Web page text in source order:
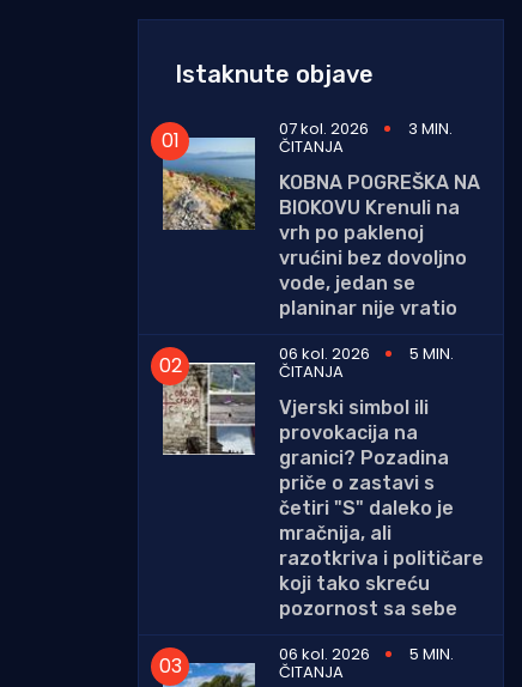
Istaknute objave
07 kol. 2026 3 MIN.
ČITANJA
KOBNA POGREŠKA NA
BIOKOVU Krenuli na
vrh po paklenoj
vrućini bez dovoljno
vode, jedan se
planinar nije vratio
06 kol. 2026
5 MIN.
ČITANJA
Vjerski simbol ili
provokacija na
granici? Pozadina
priče o zastavi s
četiri "S" daleko je
mračnija, ali
razotkriva i političare
koji tako skreću
pozornost sa sebe
06 kol. 2026
5 MIN.
ČITANJA